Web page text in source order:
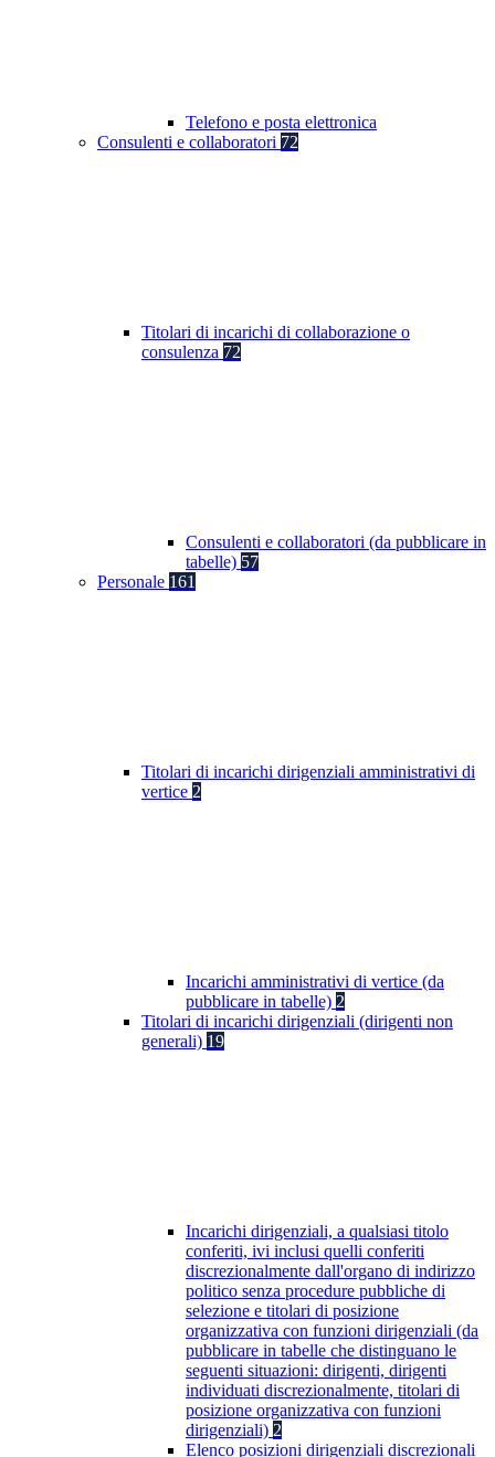
Telefono e posta elettronica
Consulenti e collaboratori 72
Titolari di incarichi di collaborazione o
consulenza 72
Consulenti e collaboratori (da pubblicare in
tabelle) 57
Personale 161
Titolari di incarichi dirigenziali amministrativi di
vertice 2
Incarichi amministrativi di vertice (da
pubblicare in tabelle) 2
Titolari di incarichi dirigenziali (dirigenti non
generali) 19
Incarichi dirigenziali, a qualsiasi titolo
conferiti, ivi inclusi quelli conferiti
discrezionalmente dall'organo di indirizzo
politico senza procedure pubbliche di
selezione e titolari di posizione
organizzativa con funzioni dirigenziali (da
pubblicare in tabelle che distinguano le
seguenti situazioni: dirigenti, dirigenti
individuati discrezionalmente, titolari di
posizione organizzativa con funzioni
dirigenziali) 2
Elenco posizioni dirigenziali discrezionali